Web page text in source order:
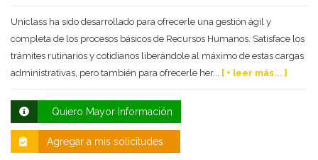
Uniclass ha sido desarrollado para ofrecerle una gestión ágil y
completa de los procesos básicos de Recursos Humanos. Satisface los
trámites rutinarios y cotidianos liberándole al máximo de estas cargas
administrativas, pero también para ofrecerle her... [ + leer más... ]
Quiero Mayor Información
Agregar a mis solicitudes